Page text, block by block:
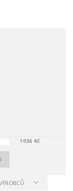
1036 Kč